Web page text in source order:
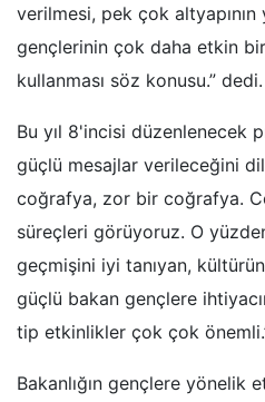
verilmesi, pek çok altyapının
gençlerinin çok daha etkin
kullanması söz konusu.” dedi.
Bu yıl 8'incisi düzenlenecek
güçlü mesajlar verileceğini
coğrafya, zor bir coğrafya.
süreçleri görüyoruz. O
geçmişini iyi tanıyan,
güçlü bakan gençlere
tip etkinlikler çok çok
Bakanlığın gençlere yönelik